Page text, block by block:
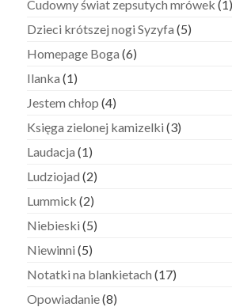
Cudowny świat zepsutych mrówek (1)
Dzieci krótszej nogi Syzyfa (5)
Homepage Boga (6)
Ilanka (1)
Jestem chłop (4)
Księga zielonej kamizelki (3)
Laudacja (1)
Ludziojad (2)
Lummick (2)
Niebieski (5)
Niewinni (5)
Notatki na blankietach (17)
Opowiadanie(8)